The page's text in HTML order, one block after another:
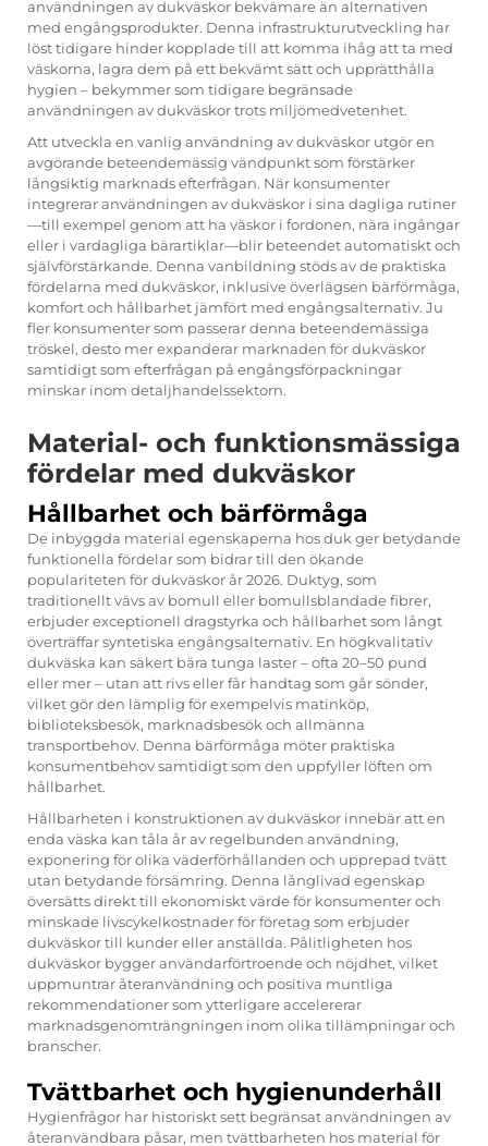
användningen av dukväskor bekvämare än alternativen
med engångsprodukter. Denna infrastrukturutveckling har
löst tidigare hinder kopplade till att komma ihåg att ta med
väskorna, lagra dem på ett bekvämt sätt och upprätthålla
hygien – bekymmer som tidigare begränsade
användningen av dukväskor trots miljömedvetenhet.
Att utveckla en vanlig användning av dukväskor utgör en
avgörande beteendemässig vändpunkt som förstärker
långsiktig marknads efterfrågan. När konsumenter
integrerar användningen av dukväskor i sina dagliga rutiner
—till exempel genom att ha väskor i fordonen, nära ingångar
eller i vardagliga bärartiklar—blir beteendet automatiskt och
självförstärkande. Denna vanbildning stöds av de praktiska
fördelarna med dukväskor, inklusive överlägsen bärförmåga,
komfort och hållbarhet jämfört med engångsalternativ. Ju
fler konsumenter som passerar denna beteendemässiga
tröskel, desto mer expanderar marknaden för dukväskor
samtidigt som efterfrågan på engångsförpackningar
minskar inom detaljhandelssektorn.
Material- och funktionsmässiga
fördelar med dukväskor
Hållbarhet och bärförmåga
De inbyggda material egenskaperna hos duk ger betydande
funktionella fördelar som bidrar till den ökande
populariteten för dukväskor år 2026. Duktyg, som
traditionellt vävs av bomull eller bomullsblandade fibrer,
erbjuder exceptionell dragstyrka och hållbarhet som långt
överträffar syntetiska engångsalternativ. En högkvalitativ
dukväska kan säkert bära tunga laster – ofta 20–50 pund
eller mer – utan att rivs eller får handtag som går sönder,
vilket gör den lämplig för exempelvis matinköp,
biblioteksbesök, marknadsbesök och allmänna
transportbehov. Denna bärförmåga möter praktiska
konsumentbehov samtidigt som den uppfyller löften om
hållbarhet.
Hållbarheten i konstruktionen av dukväskor innebär att en
enda väska kan tåla år av regelbunden användning,
exponering för olika väderförhållanden och upprepad tvätt
utan betydande försämring. Denna långlivad egenskap
översätts direkt till ekonomiskt värde för konsumenter och
minskade livscykelkostnader för företag som erbjuder
dukväskor till kunder eller anställda. Pålitligheten hos
dukväskor bygger användarförtroende och nöjdhet, vilket
uppmuntrar återanvändning och positiva muntliga
rekommendationer som ytterligare accelererar
marknadsgenomträngningen inom olika tillämpningar och
branscher.
Tvättbarhet och hygienunderhåll
Hygienfrågor har historiskt sett begränsat användningen av
återanvändbara påsar, men tvättbarheten hos material för